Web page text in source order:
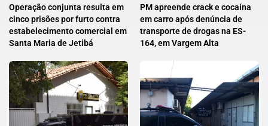
Operação conjunta resulta em
cinco prisões por furto contra
estabelecimento comercial em
Santa Maria de Jetibá
PM apreende crack e cocaína
em carro após denúncia de
transporte de drogas na ES-
164, em Vargem Alta